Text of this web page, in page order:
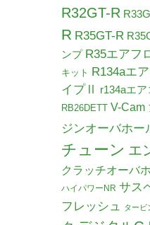
R32GT-R
R R35GT-R
ンプ R35エアフ
キット R134aエ
イプⅡ
r134aエ
RB26DETT V-Cam
ジンオーバホー
チューン エ
クラッチオーバ
ハイパワーNR サス
フレッシュ
タービ